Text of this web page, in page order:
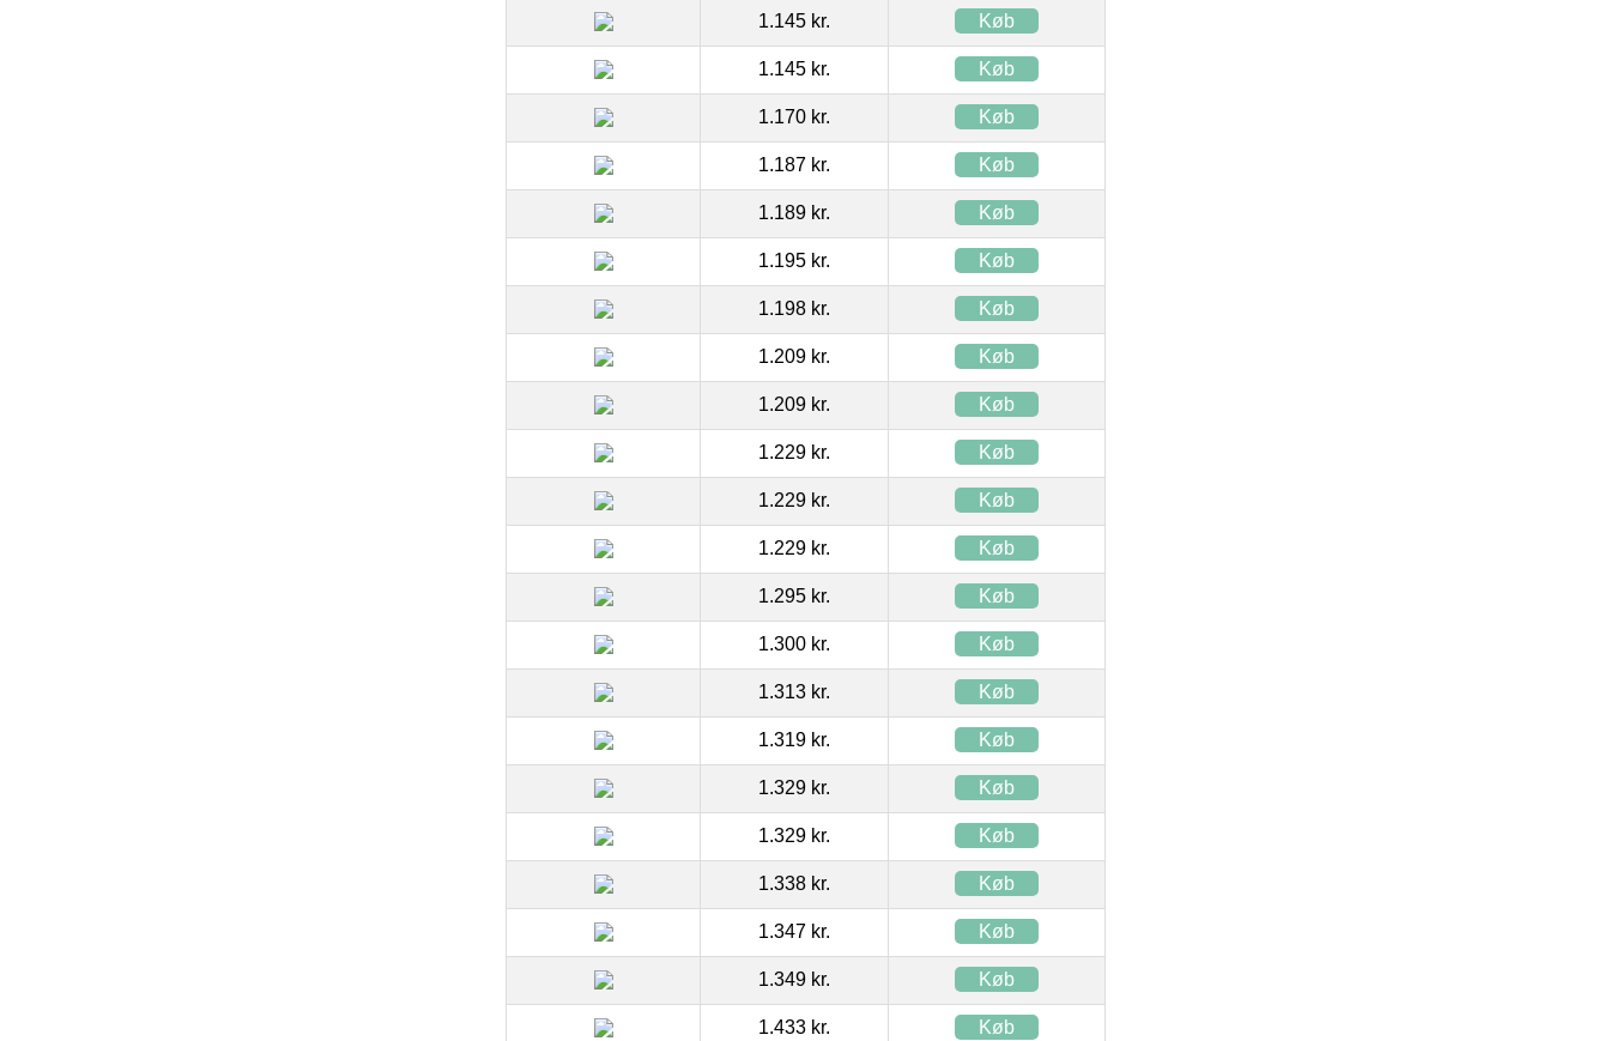
1.145 kr. Køb
1.145 kr. Køb
1.170 kr. Køb
1.187 kr. Køb
1.189 kr. Køb
1.195 kr. Køb
1.198 kr. Køb
1.209 kr. Køb
1.209 kr. Køb
1.229 kr. Køb
1.229 kr. Køb
1.229 kr. Køb
1.295 kr. Køb
1.300 kr. Køb
1.313 kr. Køb
1.319 kr. Køb
1.329 kr. Køb
1.329 kr. Køb
1.338 kr. Køb
1.347 kr. Køb
1.349 kr. Køb
1.433 kr. Køb